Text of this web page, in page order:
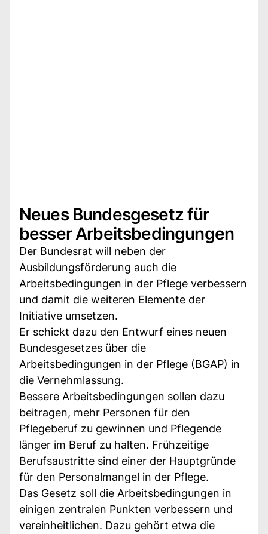
Neues Bundesgesetz für
besser Arbeitsbedingungen
Der Bundesrat will neben der
Ausbildungsförderung auch die
Arbeitsbedingungen in der Pflege verbessern
und damit die weiteren Elemente der
Initiative umsetzen.
Er schickt dazu den Entwurf eines neuen
Bundesgesetzes über die
Arbeitsbedingungen in der Pflege (BGAP) in
die Vernehmlassung.
Bessere Arbeitsbedingungen sollen dazu
beitragen, mehr Personen für den
Pflegeberuf zu gewinnen und Pflegende
länger im Beruf zu halten. Frühzeitige
Berufsaustritte sind einer der Hauptgründe
für den Personalmangel in der Pflege.
Das Gesetz soll die Arbeitsbedingungen in
einigen zentralen Punkten verbessern und
vereinheitlichen. Dazu gehört etwa die